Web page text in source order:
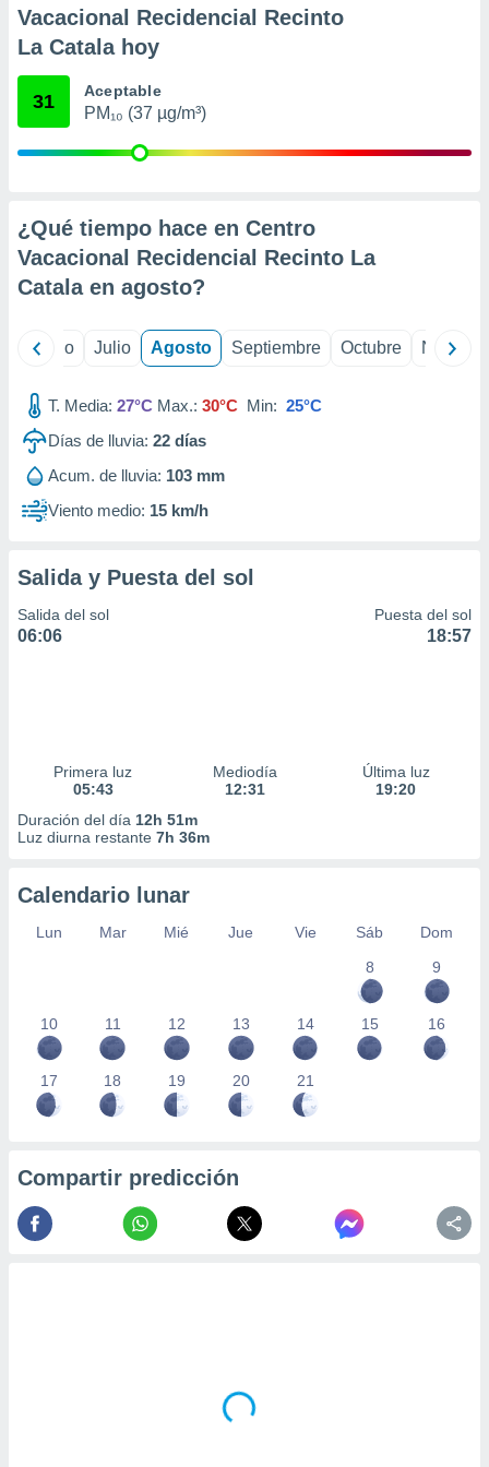
e
publicidad
publicidad
de
1199
Vacacional Recidencial Recinto
La Catala hoy
31 Aceptable
PM₁₀ (37 µg/m³)
¿Qué tiempo hace en Centro
Vacacional Recidencial Recinto La
Catala en agosto?
Junio Julio Agosto Septiembre Octubre
T. Media: 27°C Max.: 30°C Min: 25°C
Días de lluvia: 22 días
Acum. de lluvia: 103 mm
Viento medio: 15 km/h
Salida y Puesta del sol
Salida del sol
06:06
Puesta del sol
18:57
Primera luz
05:43
Mediodía
12:31
Última luz
19:20
Duración del día 12h 51m
Luz diurna restante 7h 36m
Calendario lunar
Lun Mar Mié Jue Vie Sáb
Dom
8
9
10 11 12 13 14 15 16
17 18 19 20 21
Compartir predicción